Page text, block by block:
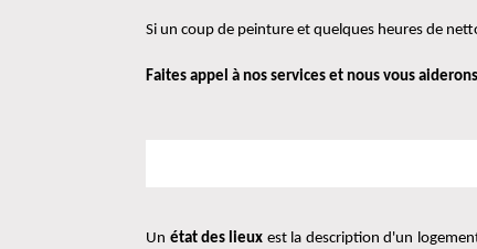
Si un coup de peinture et quelques heures de
Faites appel à nos services et nous vous
Un état des lieux est la description d'un